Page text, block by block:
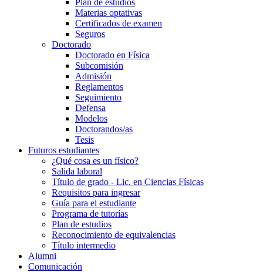
Materias optativas
Certificados de examen
Seguros
Doctorado
Doctorado en Física
Subcomisión
Admisión
Reglamentos
Seguimiento
Defensa
Modelos
Doctorandos/as
Tesis
Futuros estudiantes
¿Qué cosa es un físico?
Salida laboral
Título de grado - Lic. en Ciencias Físicas
Requisitos para ingresar
Guía para el estudiante
Programa de tutorías
Plan de estudios
Reconocimiento de equivalencias
Título intermedio
Alumni
Comunicación